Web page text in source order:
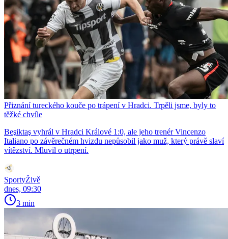
Přiznání tureckého kouče po trápení v Hradci. Trpěli jsme, byly to
těžké chvíle
Beşiktaş vyhrál v Hradci Králové 1:0, ale jeho trenér Vincenzo
Italiano po závěrečném hvizdu nepůsobil jako muž, který právě slaví
vítězství. Mluvil o utrpení.
SportyŽivě
dnes, 09:30
3 min